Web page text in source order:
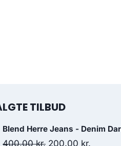
TILBUD
Blend Herre Jeans - Denim
400.00kr. Original
200.00 kr.